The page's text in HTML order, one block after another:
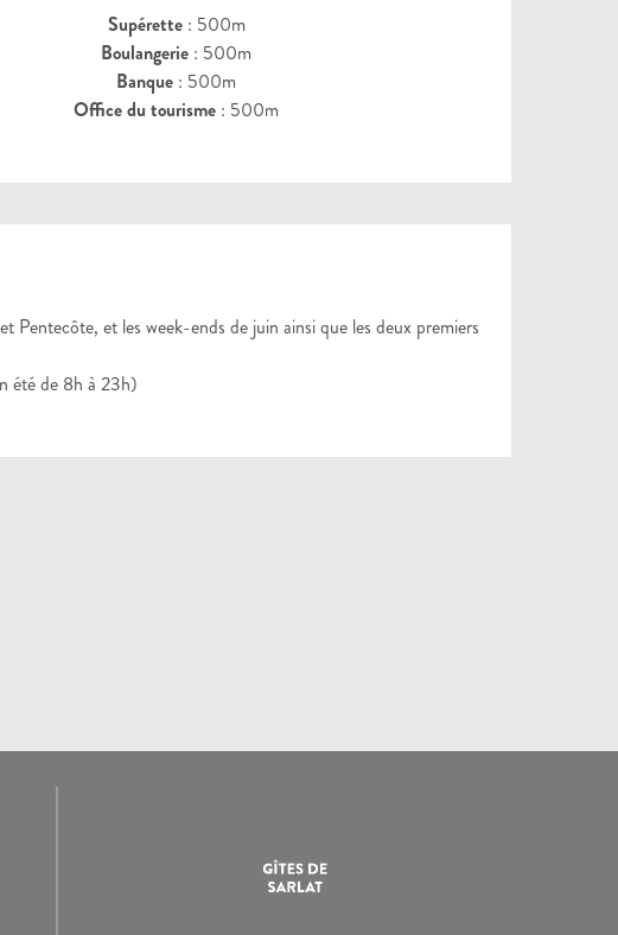
Supérette: 500m
Boulangerie : 500m
Banque : 500m
Office du tourisme : 500m
et les week-ends de juin ainsi que les deux premiers
été de 8h à 23h)